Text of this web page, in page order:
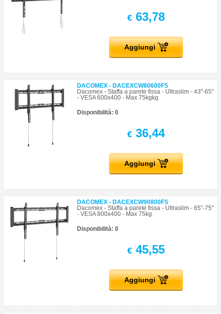
€63,78
Aggiungi
DACOMEX - DACEXCW80600FS
Dacomex - Staffa a parete fissa - Ultraslim - 43"-65"
- VESA 600x400 - Max 75kgkg
Disponibilità: 0
€36,44
Aggiungi
DACOMEX - DACEXCW90800FS
Dacomex - Staffa a parete fissa - Ultraslim - 65"-75"
- VESA 800x400 - Max 75kg
Disponibilità: 0
€45,55
Aggiungi